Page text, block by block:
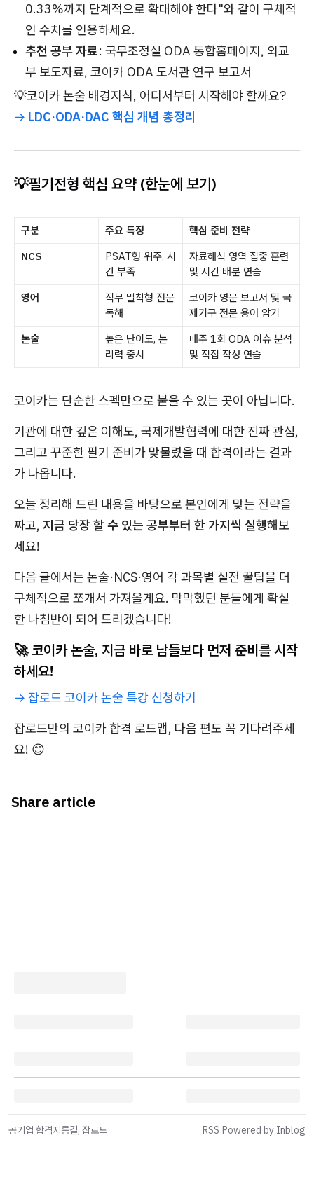
0.33%까지 단계적으로 확대해야 한다"와 같이 구체적
인 수치를 인용하세요.
추천 공부 자료: 국무조정실 ODA 통합홈페이지, 외교
부 보도자료, 코이카 ODA 도서관 연구 보고서
💡코이카 논술 배경지식, 어디서부터 시작해야 할까요?
→ LDC·ODA·DAC 핵심 개념 총정리
💡필기전형 핵심 요약 (한눈에 보기)
구분 주요 특징
핵심 준비 전략
NCS
PSAT형 위주, 시
간 부족
자료해석 영역 집중 훈련
및 시간 배분 연습
영어
직무 밀착형 전문
독해
코이카 영문 보고서 및 국
제기구 전문 용어 암기
논술
높은 난이도, 논
리력 중시
매주 1회 ODA 이슈 분석
및 직접 작성 연습
코이카는 단순한 스펙만으로 붙을 수 있는 곳이 아닙니다.
기관에 대한 깊은 이해도, 국제개발협력에 대한 진짜 관심,
그리고 꾸준한 필기 준비가 맞물렸을 때 합격이라는 결과
가 나옵니다.
오늘 정리해 드린 내용을 바탕으로 본인에게 맞는 전략을
짜고, 지금 당장 할 수 있는 공부부터 한 가지씩 실행해보
세요!
다음 글에서는 논술·NCS·영어 각 과목별 실전 꿀팁을 더
구체적으로 쪼개서 가져올게요. 막막했던 분들에게 확실
한 나침반이 되어 드리겠습니다!
🚀코이카 논술, 지금 바로 남들보다 먼저 준비를 시작
하세요!
→ 잡로드 코이카 논술 특강 신청하기
잡로드만의 코이카 합격 로드맵, 다음 편도 꼭 기다려주세
요! 😊
Share article
공기업 합격지름길, 잡로드 RSS·Powered by Inblog